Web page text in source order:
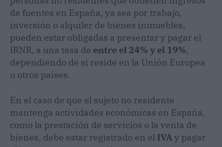
de fuentes en España, ya sea por trabajo,
inversión o alquiler de bienes inmuebles,
pueden estar obligadas a presentar y pagar el
IRNR, a una tasa de entre el 24% y el 19%,
dependiendo de si reside en la Unión Europea
u otros países.
En el caso de que el sujeto no residente
mantenga actividades económicas en España,
como la prestación de servicios o la venta de
bienes, debe estar registrado en el IVA y pagar